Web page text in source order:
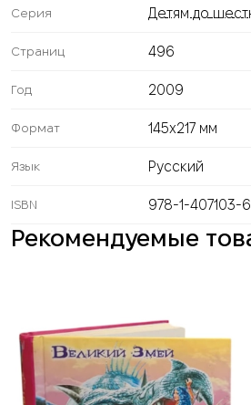
Серия Детям до
Страниц 496
Год 2009
Формат 145х217 мм
Язык Русский
ISBN 978-1-407103-
Рекомендуемые